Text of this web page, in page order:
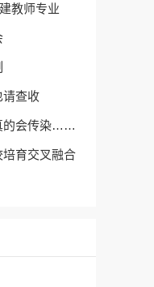
教师专业
请查收
的会传染……
育交叉融合